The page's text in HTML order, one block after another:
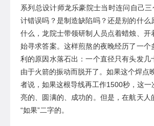
系列总设计师龙乐豪院士当时连问自己三
计错误吗？是制造缺陷吗？还是别的什么
什么，龙院士带领研制人员点着蜡烛
开
始寻求答案。这样煎熬的夜晚经历了一个
利的原因水落石出 ：一个直径只有头发几
由于火箭的振动而脱开了 。如果这个焊点
者说，如果这根导线再工作1500秒 ，这
亮的、圆满的、成功的。 但是，在航天人
“如果”二字的。